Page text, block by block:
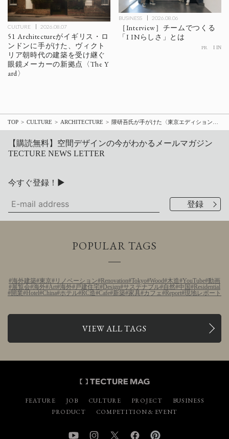
CULTURE 2026.08.07
51 Architectureがイギリス・ロ
ンドンに手がけた、ヴィクト
リア朝時代の建築を受け継ぐ
眼鏡メーカーの新拠点〈The Y
ard〉
BUSINESS 2026.08.06
［Interview］チームでつくる
「I INらしさ」とは
PR I IN
TOP CULTURE ARCHITECTURE
【購読無料】空間デザインの今がわかるメールマガジン
TECTURE NEWS LETTER
今すぐ登録！▶
POPULAR TAGS
海外建築 東京 リノベーション Renovation Tokyo Wood 木造 YouTube 動画
展覧会 海外 Art 海外 戸建住宅 Design サステナブル 自然 中国
Residential
開業
Hotel China ホテル RC造 Cafe 新築 家具 カフェ Report 現地レポート
VIEW ALL TAGS
FEATURE JOB CULTURE PROJECT
BUSINESS
PRODUCT
COMPETITION & EVENT
YouTube InstagramTwitter Facebook